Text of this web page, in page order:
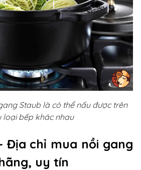
Staub là có thể nấu được trên
loại bếp khác nhau
Địa chỉ mua nồi gang
uy tín